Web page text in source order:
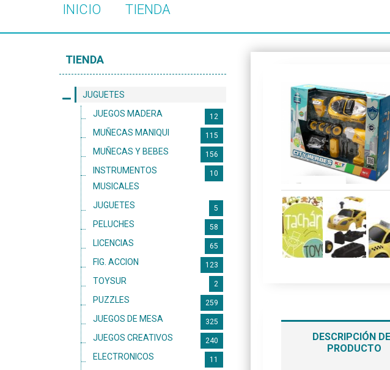
INICIO TIENDA
TIENDA
JUGUETES
JUEGOS MADERA
12
MUÑECAS MANIQUI 115
MUÑECAS Y BEBES 156
INSTRUMENTOS
MUSICALES
10
JUGUETES 5
PELUCHES 58
LICENCIAS 65
FIG. ACCION 123
TOYSUR 2
PUZZLES 259
JUEGOS DE MESA 325
JUEGOS CREATIVOS 240
ELECTRONICOS 11
DESCRIPCIÓN
PRODUCTO